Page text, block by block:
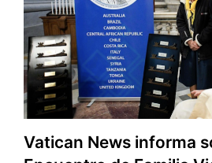
Vatican News informa